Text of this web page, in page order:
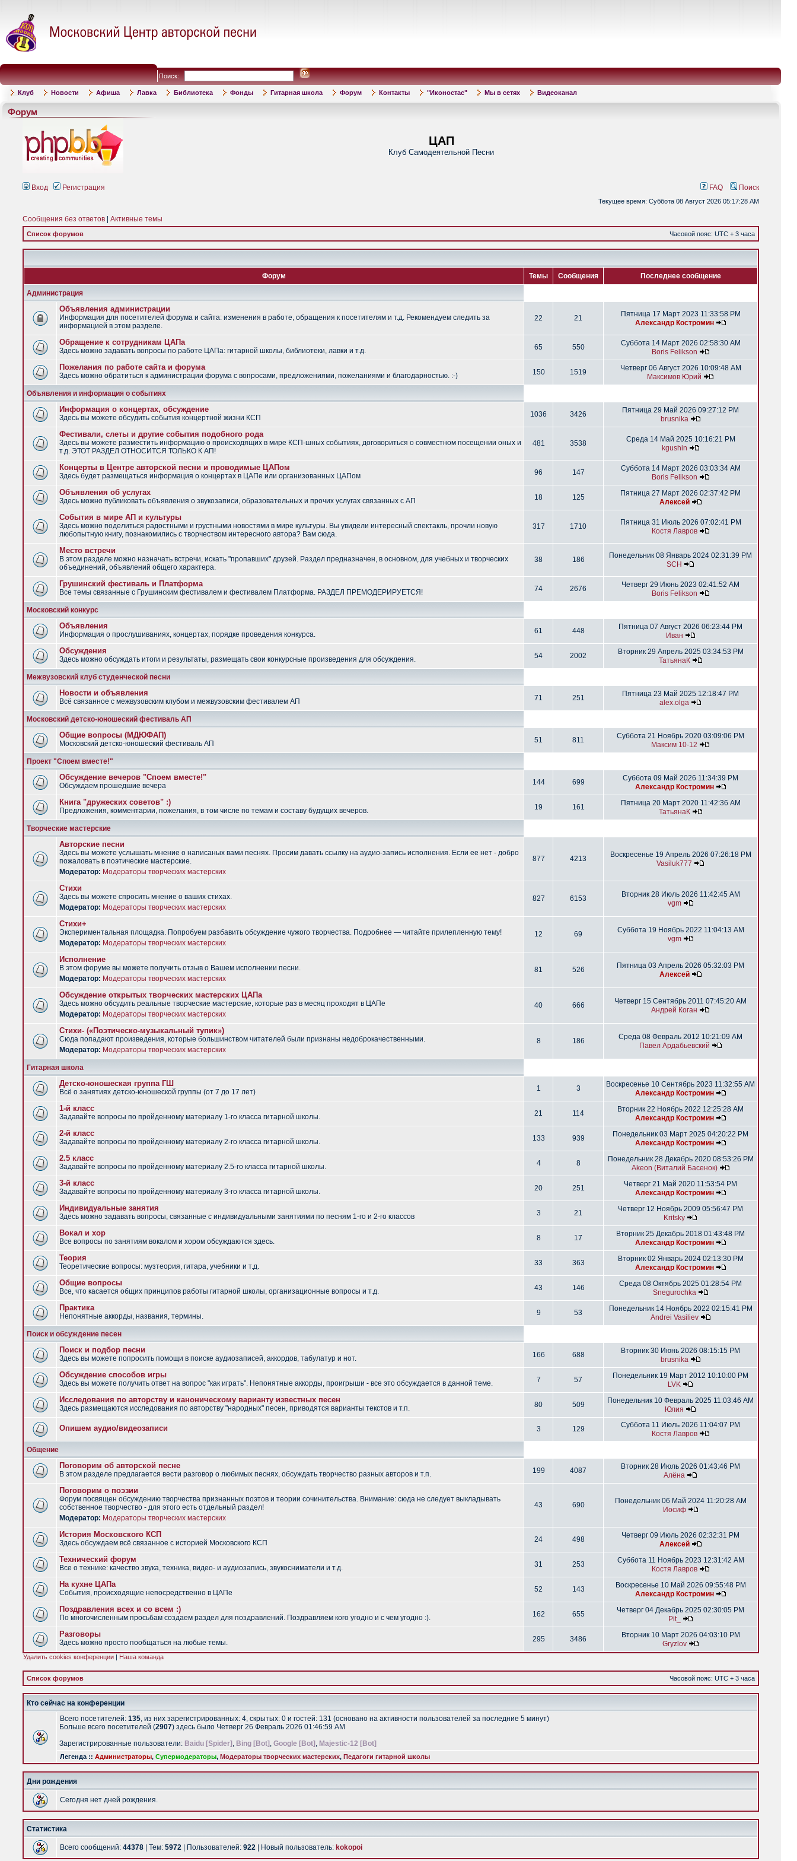
Поиск:
Клуб Новости Афиша Лавка Библиотека Фонды Гитарная школа Форум Контакты "Иконостас" Мы в сетях Видеоканал
Форум
ЦАП
Клуб Самодеятельной Песни
Вход Регистрация FAQ Поиск
Текущее время: Суббота 08 Август 2026 05:17:28 AM
Сообщения без ответов Активные темы
Список форумов Часовой пояс: UTC + 3 часа
Форум Темы Сообщения Последнее сообщение
Администрация
Объявления администрации
Информация для посетителей форума и сайта: изменения в работе, обращения к посетителям и т.д. Рекомендуем следить за
информацией в этом разделе.
22 21
Пятница 17 Март 2023 11:33:58 PM
Александр Костромин
Обращение к сотрудникам ЦАПа
Здесь можно задавать вопросы по работе ЦАПа: гитарной школы, библиотеки, лавки и т.д. 65 550
Суббота 14 Март 2026 02:58:30 AM
Boris Felikson
Пожелания по работе сайта и форума
Здесь можно обратиться к администрации форума с вопросами, предложениями, пожеланиями и благодарностью. :-) 150 1519
Четверг 06 Август 2026 10:09:48 AM
Максимов Юрий
Объявления и информация о событиях
Информация о концертах, обсуждение
Здесь вы можете обсудить события концертной жизни КСП 1036 3426
Пятница 29 Май 2026 09:27:12 PM
brusnika
Фестивали, слеты и другие события подобного рода
Здесь вы можете разместить информацию о происходящих в мире КСП-шных событиях, договориться о совместном посещении оных и
т.д. ЭТОТ РАЗДЕЛ ОТНОСИТСЯ ТОЛЬКО К АП!
481 3538
Среда 14 Май 2025 10:16:21 PM
kgushin
Концерты в Центре авторской песни и проводимые ЦАПом
Здесь будет размещаться информация о концертах в ЦАПе или организованных ЦАПом 96 147
Суббота 14 Март 2026 03:03:34 AM
Boris Felikson
Объявления об услугах
Здесь можно публиковать объявления о звукозаписи, образовательных и прочих услугах связанных с АП 18 125
Пятница 27 Март 2026 02:37:42 PM
Алексей
События в мире АП и культуры
Здесь можно поделиться радостными и грустными новостями в мире культуры. Вы увидели интересный спектакль, прочли новую
любопытную книгу, познакомились с творчеством интересного автора? Вам сюда.
317 1710
Пятница 31 Июль 2026 07:02:41 PM
Костя Лавров
Место встречи
В этом разделе можно назначать встречи, искать "пропавших" друзей. Раздел предназначен, в основном, для учебных и творческих
объединений, объявлений общего характера.
38 186
Понедельник 08 Январь 2024 02:31:39 PM
SCH
Грушинский фестиваль и Платформа
Все темы связанные с Грушинским фестивалем и фестивалем Платформа. РАЗДЕЛ ПРЕМОДЕРИРУЕТСЯ! 74 2676
Четверг 29 Июнь 2023 02:41:52 AM
Boris Felikson
Московский конкурс
Объявления
Информация о прослушиваниях, концертах, порядке проведения конкурса. 61 448
Пятница 07 Август 2026 06:23:44 PM
Иван
Обсуждения
Здесь можно обсуждать итоги и результаты, размещать свои конкурсные произведения для обсуждения. 54 2002
Вторник 29 Апрель 2025 03:34:53 PM
ТатьянаК
Межвузовский клуб студенческой песни
Новости и объявления
Всё связанное с межвузовским клубом и межвузовским фестивалем АП 71 251
Пятница 23 Май 2025 12:18:47 PM
alex.olga
Московский детско-юношеский фестиваль АП
Общие вопросы (МДЮФАП)
Московский детско-юношеский фестиваль АП 51 811
Суббота 21 Ноябрь 2020 03:09:06 PM
Максим 10-12
Проект "Споем вместе!"
Обсуждение вечеров "Споем вместе!"
Обсуждаем прошедшие вечера 144 699
Суббота 09 Май 2026 11:34:39 PM
Александр Костромин
Книга "дружеских советов" :)
Предложения, комментарии, пожелания, в том числе по темам и составу будущих вечеров. 19 161
Пятница 20 Март 2020 11:42:36 AM
ТатьянаК
Творческие мастерские
Авторские песни
Здесь вы можете услышать мнение о написаных вами песнях. Просим давать ссылку на аудио-запись исполнения. Если ее нет - добро
пожаловать в поэтические мастерские.
Модератор: Модераторы творческих мастерских
877 4213
Воскресенье 19 Апрель 2026 07:26:18 PM
Vasiluk777
Стихи
Здесь вы можете спросить мнение о ваших стихах.
Модератор: Модераторы творческих мастерских
827 6153
Вторник 28 Июль 2026 11:42:45 AM
vgm
Стихи+
Экспериментальная площадка. Попробуем разбавить обсуждение чужого творчества. Подробнее — читайте прилепленную тему!
Модератор: Модераторы творческих мастерских
12 69
Суббота 19 Ноябрь 2022 11:04:13 AM
vgm
Исполнение
В этом форуме вы можете получить отзыв о Вашем исполнении песни.
Модератор: Модераторы творческих мастерских
81 526
Пятница 03 Апрель 2026 05:32:03 PM
Алексей
Обсуждение открытых творческих мастерских ЦАПа
Здесь можно обсудить реальные творческие мастерские, которые раз в месяц проходят в ЦАПе
Модератор: Модераторы творческих мастерских
40 666
Четверг 15 Сентябрь 2011 07:45:20 AM
Андрей Коган
Стихи- («Поэтическо-музыкальный тупик»)
Сюда попадают произведения, которые большинством читателей были признаны недоброкачественными.
Модератор: Модераторы творческих мастерских
8 186
Среда 08 Февраль 2012 10:21:09 AM
Павел Ардабьевский
Гитарная школа
Детско-юношеская группа ГШ
Всё о занятиях детско-юношеской группы (от 7 до 17 лет) 1 3
Воскресенье 10 Сентябрь 2023 11:32:55 AM
Александр Костромин
1-й класс
Задавайте вопросы по пройденному материалу 1-го класса гитарной школы. 21 114
Вторник 22 Ноябрь 2022 12:25:28 AM
Александр Костромин
2-й класс
Задавайте вопросы по пройденному материалу 2-го класса гитарной школы. 133 939
Понедельник 03 Март 2025 04:20:22 PM
Александр Костромин
2.5 класс
Задавайте вопросы по пройденному материалу 2.5-го класса гитарной школы. 4 8
Понедельник 28 Декабрь 2020 08:53:26 PM
Akeon (Виталий Басенок)
3-й класс
Задавайте вопросы по пройденному материалу 3-го класса гитарной школы. 20 251
Четверг 21 Май 2020 11:53:54 PM
Александр Костромин
Индивидуальные занятия
Здесь можно задавать вопросы, связанные с индивидуальными занятиями по песням 1-го и 2-го классов 3 21
Четверг 12 Ноябрь 2009 05:56:47 PM
Kritsky
Вокал и хор
Все вопросы по занятиям вокалом и хором обсуждаются здесь. 8 17
Вторник 25 Декабрь 2018 01:43:48 PM
Александр Костромин
Теория
Теоретические вопросы: музтеория, гитара, учебники и т.д. 33 363
Вторник 02 Январь 2024 02:13:30 PM
Александр Костромин
Общие вопросы
Все, что касается общих принципов работы гитарной школы, организационные вопросы и т.д. 43 146
Среда 08 Октябрь 2025 01:28:54 PM
Snegurochka
Практика
Непонятные аккорды, названия, термины. 9 53
Понедельник 14 Ноябрь 2022 02:15:41 PM
Andrei Vasiliev
Поиск и обсуждение песен
Поиск и подбор песни
Здесь вы можете попросить помощи в поиске аудиозаписей, аккордов, табулатур и нот. 166 688
Вторник 30 Июнь 2026 08:15:15 PM
brusnika
Обсуждение способов игры
Здесь вы можете получить ответ на вопрос "как играть". Непонятные аккорды, проигрыши - все это обсуждается в данной теме. 7 57
Понедельник 19 Март 2012 10:10:00 PM
LVK
Исследования по авторству и каноническому варианту известных песен
Здесь размещаются исследования по авторству "народных" песен, приводятся варианты текстов и т.п. 80 509
Понедельник 10 Февраль 2025 11:03:46 AM
Юлия
Опишем аудио/видеозаписи 3 129
Суббота 11 Июль 2026 11:04:07 PM
Костя Лавров
Общение
Поговорим об авторской песне
В этом разделе предлагается вести разговор о любимых песнях, обсуждать творчество разных авторов и т.п. 199 4087
Вторник 28 Июль 2026 01:43:46 PM
Алёна
Поговорим о поэзии
Форум посвящен обсуждению творчества признанных поэтов и теории сочинительства. Внимание: сюда не следует выкладывать
собственное творчество - для этого есть отдельный раздел!
Модератор: Модераторы творческих мастерских
43 690
Понедельник 06 Май 2024 11:20:28 AM
Иосиф
История Московского КСП
Здесь обсуждаем всё связанное с историей Московского КСП 24 498
Четверг 09 Июль 2026 02:32:31 PM
Алексей
Технический форум
Все о технике: качество звука, техника, видео- и аудиозапись, звукосниматели и т.д. 31 253
Суббота 11 Ноябрь 2023 12:31:42 AM
Костя Лавров
На кухне ЦАПа
События, происходящие непосредственно в ЦАПе 52 143
Воскресенье 10 Май 2026 09:55:48 PM
Александр Костромин
Поздравления всех и со всем :)
По многочисленным просьбам создаем раздел для поздравлений. Поздравляем кого угодно и с чем угодно :). 162 655
Четверг 04 Декабрь 2025 02:30:05 PM
Pit_
Разговоры
Здесь можно просто пообщаться на любые темы. 295 3486
Вторник 10 Март 2026 04:03:10 PM
Gryzlov
Удалить cookies конференции | Наша команда
Список форумов Часовой пояс: UTC + 3 часа
Кто сейчас на конференции
Всего посетителей: 135, из них зарегистрированных: 4, скрытых: 0 и гостей: 131 (основано на активности пользователей за последние 5 минут)
Больше всего посетителей (2907) здесь было Четверг 26 Февраль 2026 01:46:59 AM
Зарегистрированные пользователи: Baidu [Spider] , Bing [Bot] , Google [Bot] , Majestic-12 [Bot]
Легенда :: Администраторы, Супермодераторы, Модераторы творческих мастерских, Педагоги гитарной школы
Дни рождения
Сегодня нет дней рождения.
Статистика
Всего сообщений: 44378 | Тем: 5972 | Пользователей: 922 | Новый пользователь: kokopoi